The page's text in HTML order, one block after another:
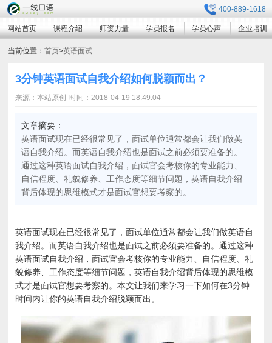
400-889-1618
网站首页 课程介绍 师资力量 学员报名 学员心声 企业培训
当前位置：首页>英语面试
3分钟英语面试自我介绍如何脱颖而出？
来源：本站原创 时间：2018-04-19 18:49:04
文章摘要：
英语面试现在已经很常见了，面试单位通常都会让我们做英
语自我介绍。而英语自我介绍也是面试之前必须要准备的。
通过这种英语面试自我介绍，面试官会考核你的专业能力、
自信程度、礼貌修养、工作态度等细节问题，英语自我介绍
背后体现的思维模式才是面试官想要考察的。
英语面试现在已经很常见了，面试单位通常都会让我们做英语自
我介绍。而英语自我介绍也是面试之前必须要准备的。通过这种
英语面试自我介绍，面试官会考核你的专业能力、自信程度、礼
貌修养、工作态度等细节问题，英语自我介绍背后体现的思维模
式才是面试官想要考察的。本文让我们来学习一下如何在3分钟
时间内让你的英语自我介绍脱颖而出。